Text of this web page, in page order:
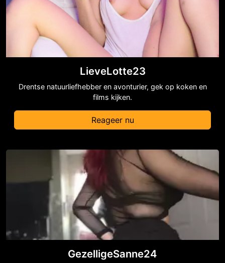
LieveLotte23
Drentse natuurliefhebber en avonturier, gek op koken en
films kijken.
Reageer nu
GezelligeSanne24